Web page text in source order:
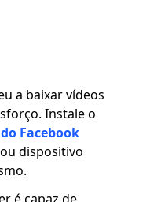
a baixar vídeos
Instale o
Facebook
dispositivo